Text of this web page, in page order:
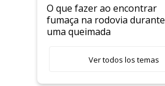
O que fazer ao encontrar
fumaça na rodovia durante
uma queimada
Ver todos los temas